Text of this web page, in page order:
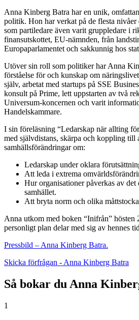
Anna Kinberg Batra har en unik,
politik. Hon har verkat på de flesta
som partiledare även varit gruppledare i
finansutskottet, EU-nämnden, från
Europaparlamentet och sakkunnig hos
Utöver sin roll som politiker har Anna
förståelse för och kunskap om
själv, arbetat med startups på SSE
konsult på Prime, lett uppstarten av två
Universum-koncernen och varit
Handelskammare.
I sin föreläsning “Ledarskap när allting
med självdistans, skärpa och koppling till
samhällsförändringar om:
Ledarskap under oklara
Att leda i extrema
Hur organisationer påverkas av
samhället.
Att bryta norm och olika
Anna utkom med boken “Inifrån” hösten
personligt plan delar med sig av hennes
Pressbild – Anna Kinberg Batra.
Skicka förfrågan - Anna Kinberg Batra
Så bokar du Anna
1